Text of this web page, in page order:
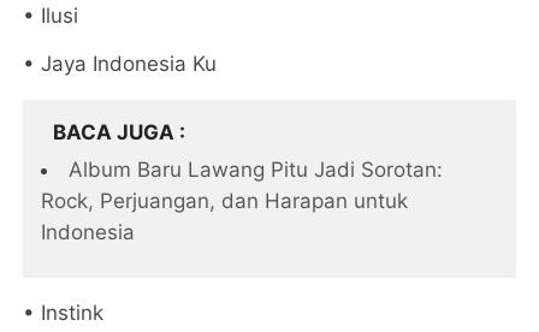
• Ilusi
• Jaya Indonesia Ku
BACA JUGA
Album Baru Lawang Pitu Jadi Sorotan:
Rock, Perjuangan, dan Harapan untuk
Indonesia
• Instink